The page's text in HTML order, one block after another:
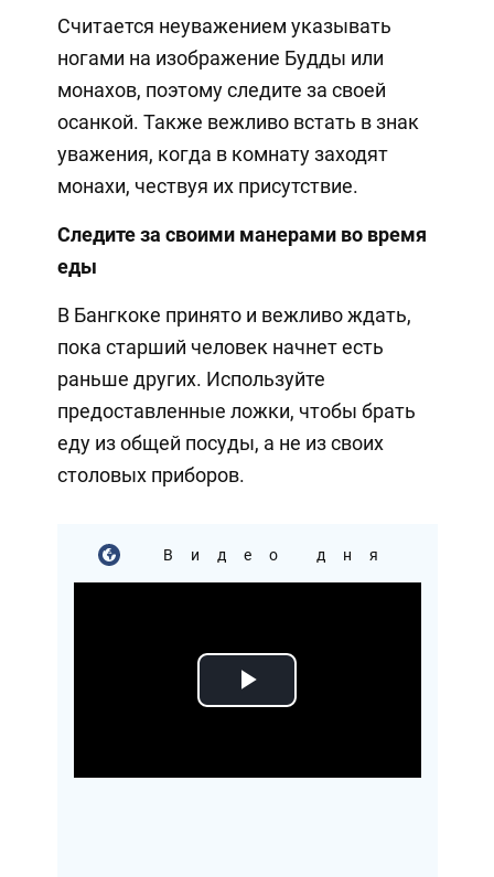
Считается неуважением указывать
ногами на изображение Будды или
монахов, поэтому следите за своей
осанкой. Также вежливо встать в знак
уважения, когда в комнату заходят
монахи, чествуя их присутствие.
Следите за своими манерами во время
еды
В Бангкоке принято и вежливо ждать,
пока старший человек начнет есть
раньше других. Используйте
предоставленные ложки, чтобы брать
еду из общей посуды, а не из своих
столовых приборов.
Видео дня
Play